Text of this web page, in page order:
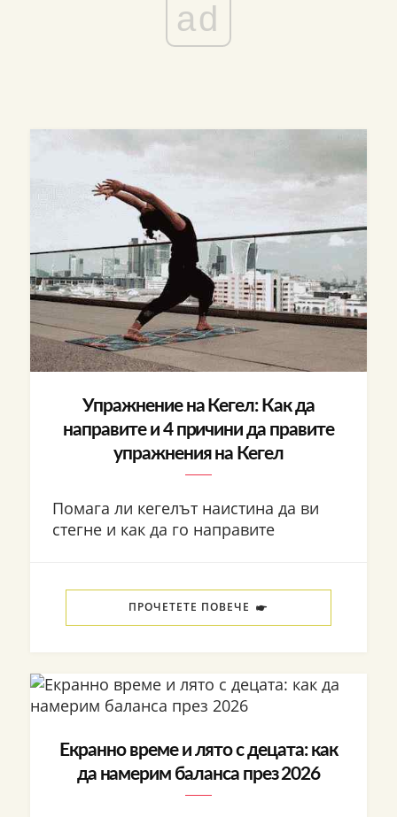
ad
Упражнение на Кегел: Как да
направите и 4 причини да правите
упражнения на Кегел
Помага ли кегелът наистина да ви
стегне и как да го направите
ПРОЧЕТЕТЕ ПОВЕЧЕ
Екранно време и лято с децата: как
да намерим баланса през 2026